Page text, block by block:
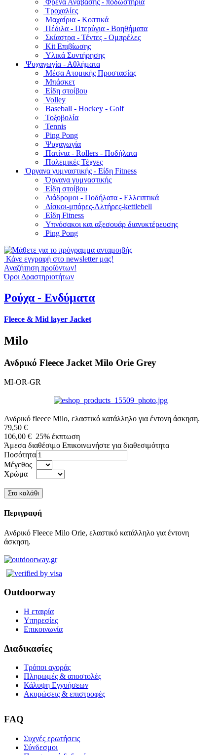
Φρένα Ανάβασης - ποδωστήρια
Τροχαλίες
Μαχαίρια - Κοπτικά
Πέδιλα - Πτερύγια - Βοηθήματα
Σκίαστρα - Τέντες - Ομπρέλες
Kit Επιβίωσης
Υλικά Συντήρησης
Ψυχαγωγία - Αθλήματα
Μέσα Ατομικής Προστασίας
Μπάσκετ
Είδη στοίβου
Volley
Baseball - Hockey - Golf
Τοξοβολία
Tennis
Ping Pong
Ψυχαγωγία
Πατίνια - Rollers - Ποδήλατα
Πολεμικές Τέχνες
Όργανα γυμναστικής - Είδη Fitness
Όργανα γυμναστικής
Είδη στοίβου
Διάδρομοι - Ποδήλατα - Ελλειπτικά
Δίσκοι-μπάρες-Αλτήρες-kettlebell
Είδη Fitness
Υπνόσακοι και αξεσουάρ διανυκτέρευσης
Ping Pong
Κάνε εγγραφή στο newsletter μας!
Αναζήτηση προϊόντων!
Όροι Δραστηριοτήτων
Ρούχα - Ενδύματα
Fleece & Mid layer Jacket
Milo
Ανδρικό Fleece Jacket Milo Orie Grey
MI-OR-GR
Ανδρικό fleece Milo, ελαστικό κατάλληλο για έντονη άσκηση.
79,50 €
106,00 € 25% έκπτωση
Άμεσα διαθέσιμο Επικοινωνήστε για διαθεσιμότητα
Ποσότητα
Μέγεθος
Χρώμα
Περιγραφή
Ανδρικό Fleece Milo Orie, ελαστικό κατάλληλο για έντονη
άσκηση.
Outdoorway
Η εταιρία
Υπηρεσίες
Επικοινωνία
Διαδικασίες
Τρόποι αγοράς
Πληρωμές & αποστολές
Κάλυψη Εγγυήσεων
Ακυρώσεις & επιστροφές
FAQ
Συχνές ερωτήσεις
Σύνδεσμοι